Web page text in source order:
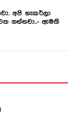
අපි හැකර්ලා
ගන්නවා..- ඇමති